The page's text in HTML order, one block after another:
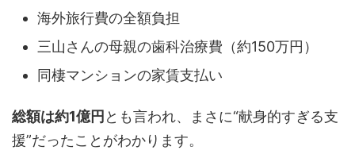
海外旅行費の全額負担
三山さんの母親の歯科治療費（約150万円）
同棲マンションの家賃支払い
総額は約1億円 とも言われ、まさに“献身的すぎる支
援”だったことがわかります。